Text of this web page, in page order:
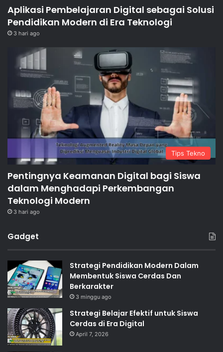
Aplikasi Pembelajaran Digital sebagai Solusi
Pendidikan Modern di Era Teknologi
3 hari ago
Tips Tekno
Pentingnya Keamanan Digital bagi Siswa
dalam Menghadapi Perkembangan
Teknologi Modern
3 hari ago
Gadget
Strategi Pendidikan Modern Dalam
Membentuk Siswa Cerdas Dan
Berkarakter
3 minggu ago
Strategi Belajar Efektif untuk Siswa
Cerdas di Era Digital
April 7, 2026